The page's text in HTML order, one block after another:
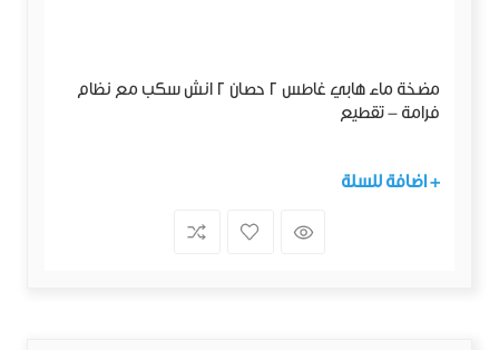
مضخة ماء هابي غاطس 2 حصان 2 انش سكب مع نظام
فرامة - تقطيع
+ اضافة للسلة